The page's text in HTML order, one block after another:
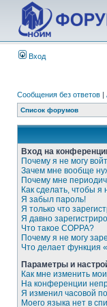
Вход
Сообщения без ответов |
Список форумов
Вход на
Почему я не могу
Зачем мне вообще
Почему мне
Как сделать, чтобы я
Я забыл пароль!
Я только что
Я давно
Что такое COPPA?
Почему я не могу
Что делает функция
Параметры и
Как мне изменить
На конференции
Я изменил часовой
Моего языка нет в